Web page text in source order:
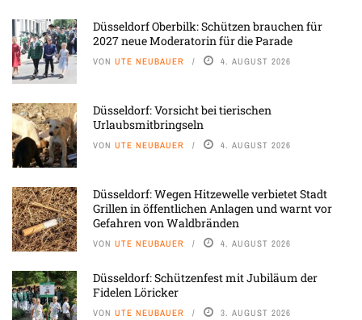
Düsseldorf Oberbilk: Schützen brauchen für
2027 neue Moderatorin für die Parade
VON UTE NEUBAUER 4. AUGUST 2026
Düsseldorf: Vorsicht bei tierischen
Urlaubsmitbringseln
VON UTE NEUBAUER 4. AUGUST 2026
Düsseldorf: Wegen Hitzewelle verbietet Stadt
Grillen in öffentlichen Anlagen und warnt vor
Gefahren von Waldbränden
VON UTE NEUBAUER 4. AUGUST 2026
Düsseldorf: Schützenfest mit Jubiläum der
Fidelen Löricker
VON UTE NEUBAUER 3. AUGUST 2026